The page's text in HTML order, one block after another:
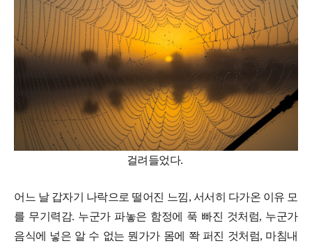
걸려들었다.
어느 날 갑자기 나락으로 떨어진 느낌, 서서히 다가온 이유 모
를 무기력감. 누군가 파놓은 함정에 푹 빠진 것처럼, 누군가
음식에 넣은 알 수 없는 뭔가가 몸에 쫙 퍼진 것처럼, 마침내